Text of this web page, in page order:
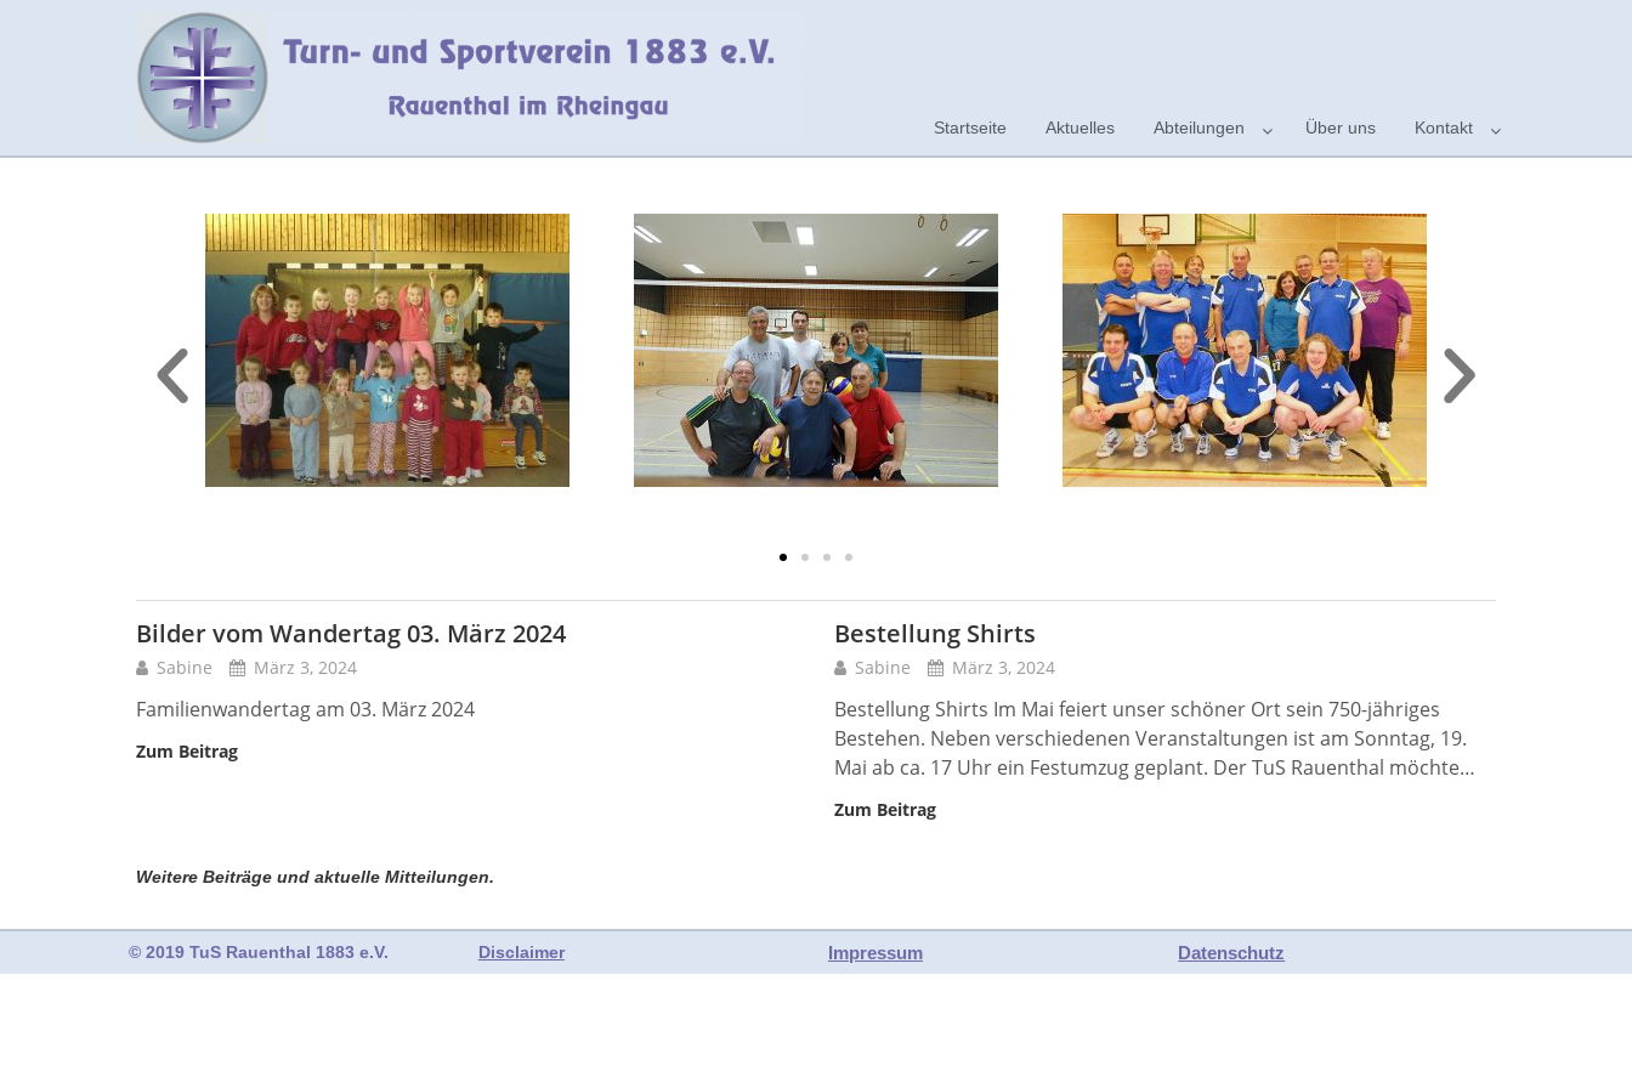
Startseite Aktuelles Abteilungen Über uns Kontakt
Bilder vom Wandertag 03. März 2024
Sabine März 3, 2024
Familienwandertag am 03. März 2024
Zum Beitrag
Bestellung Shirts
Sabine März 3, 2024
Bestellung Shirts Im Mai feiert unser schöner Ort sein 750-jähriges
Bestehen. Neben verschiedenen Veranstaltungen ist am Sonntag, 19.
Mai ab ca. 17 Uhr ein Festumzug geplant. Der TuS Rauenthal möchte…
Zum Beitrag
Weitere Beiträge und aktuelle Mitteilungen.
© 2019 TuS Rauenthal 1883 e.V. Disclaimer Impressum Datenschutz